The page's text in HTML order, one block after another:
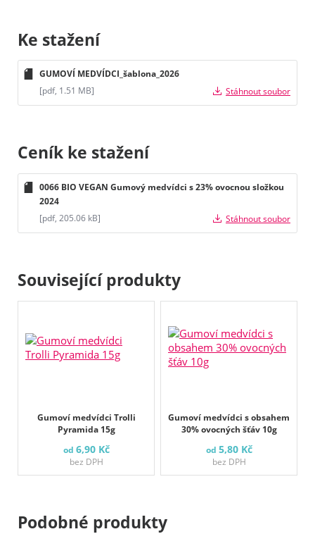
Ke stažení
GUMOVÍ MEDVÍDCI_šablona_2026
[pdf, 1.51 MB]
Stáhnout soubor
Ceník ke stažení
0066 BIO VEGAN Gumový medvídci s 23% ovocnou složkou
2024
[pdf, 205.06 kB]
Stáhnout soubor
Související produkty
Gumoví medvídci Trolli
Pyramida 15g
od 6,90 Kč
bez DPH
Gumoví medvídci s obsahem
30% ovocných šťáv 10g
od 5,80 Kč
bez DPH
Podobné produkty